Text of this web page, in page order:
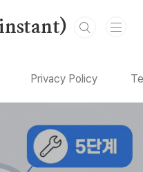
Privacy Policy